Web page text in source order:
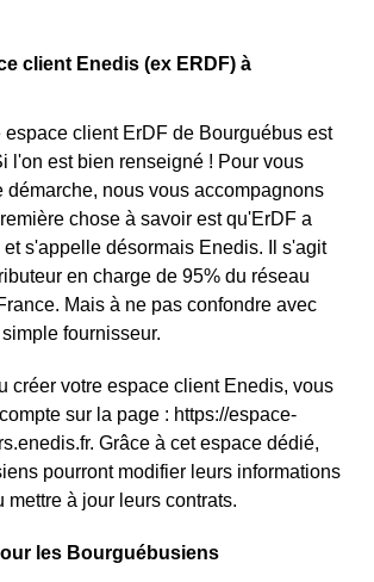
client Enedis (ex ERDF) à
espace client ErDF de Bourguébus est
l'on est bien renseigné ! Pour vous
démarche, nous vous accompagnons
chose à savoir est qu'ErDF a
s'appelle désormais Enedis. Il s'agit
en charge de 95% du réseau
Mais à ne pas confondre avec
fournisseur.
créer votre espace client Enedis, vous
sur la page : https://espace-
Grâce à cet espace dédié,
pourront modifier leurs informations
mettre à jour leurs contrats.
les Bourguébusiens